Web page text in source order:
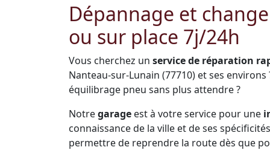
Dépannage et
ou sur place 7j/24h
Vous cherchez un service de réparation
Nanteau-sur-Lunain (77710) et ses
équilibrage pneu sans plus attendre ?
Notregarage est à votre service pour une
connaissance de la ville et de ses
permettre de reprendre la route dès que